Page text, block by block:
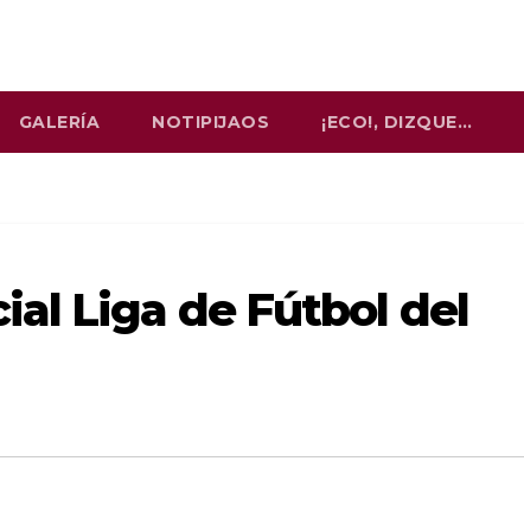
GALERÍA NOTIPIJAOS ¡ECO!, DIZQUE…
Liga de Fútbol del